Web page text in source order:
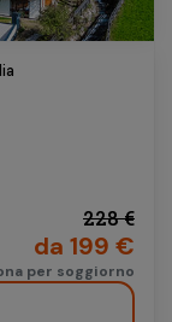
228 €
da 199 €
per soggiorno